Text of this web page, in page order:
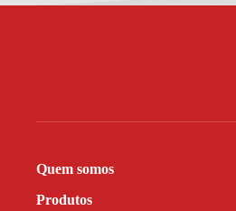
Quem somos
Produtos